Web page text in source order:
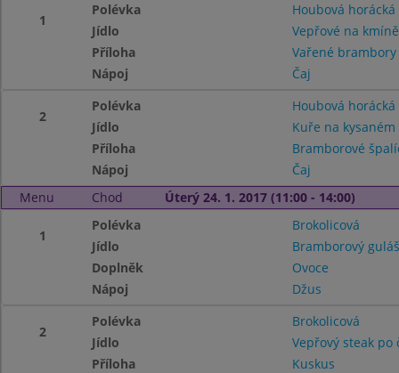
1
Polévka
Houbová horácká
Jídlo
Vepřové na
Příloha
Vařené brambory
Nápoj
Čaj
2
Polévka
Houbová horácká
Jídlo
Kuře na kysaném
Příloha
Bramborové
Nápoj
Čaj
Menu
Chod Úterý 24. 1. 2017 (11:00 - 14:00)
1
Polévka
Brokolicová
Jídlo
Bramborový
Doplněk
Ovoce
Nápoj
Džus
2
Polévka
Brokolicová
Jídlo
Vepřový steak po
Příloha
Kuskus